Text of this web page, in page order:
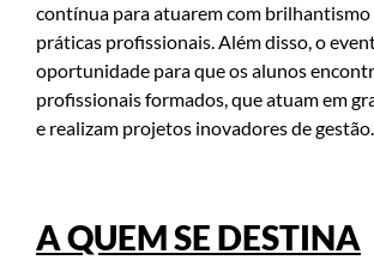
contínua para atuarem com brilhantismo
práticas profissionais. Além disso, o
oportunidade para que os alunos
profissionais formados, que atuam em
e realizam projetos inovadores de gestão.
A QUEM SE DESTINA